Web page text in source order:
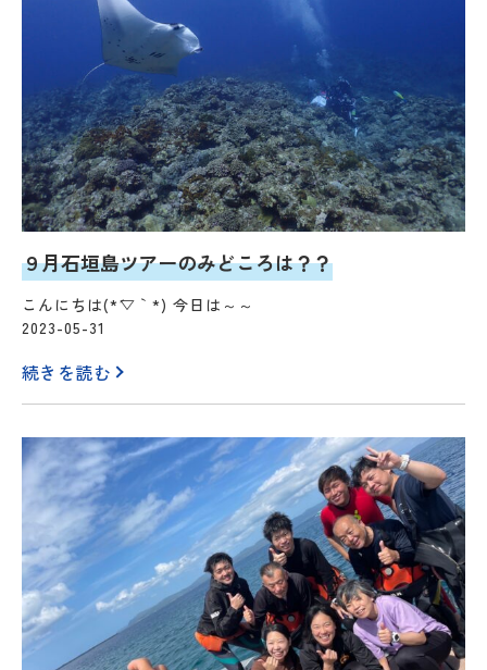
９月石垣島ツアーのみどころは？？
こんにちは(*´▽｀*) 今日は～～
2023-05-31
続きを読む